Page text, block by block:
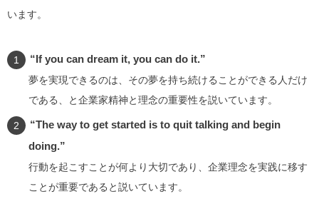
います。
“If you can dream it, you can do it.”
夢を実現できるのは、その夢を持ち続けることができる人だけ
である、と企業家精神と理念の重要性を説いています。
“The way to get started is to quit talking and begin
doing.”
行動を起こすことが何より大切であり、企業理念を実践に移す
ことが重要であると説いています。